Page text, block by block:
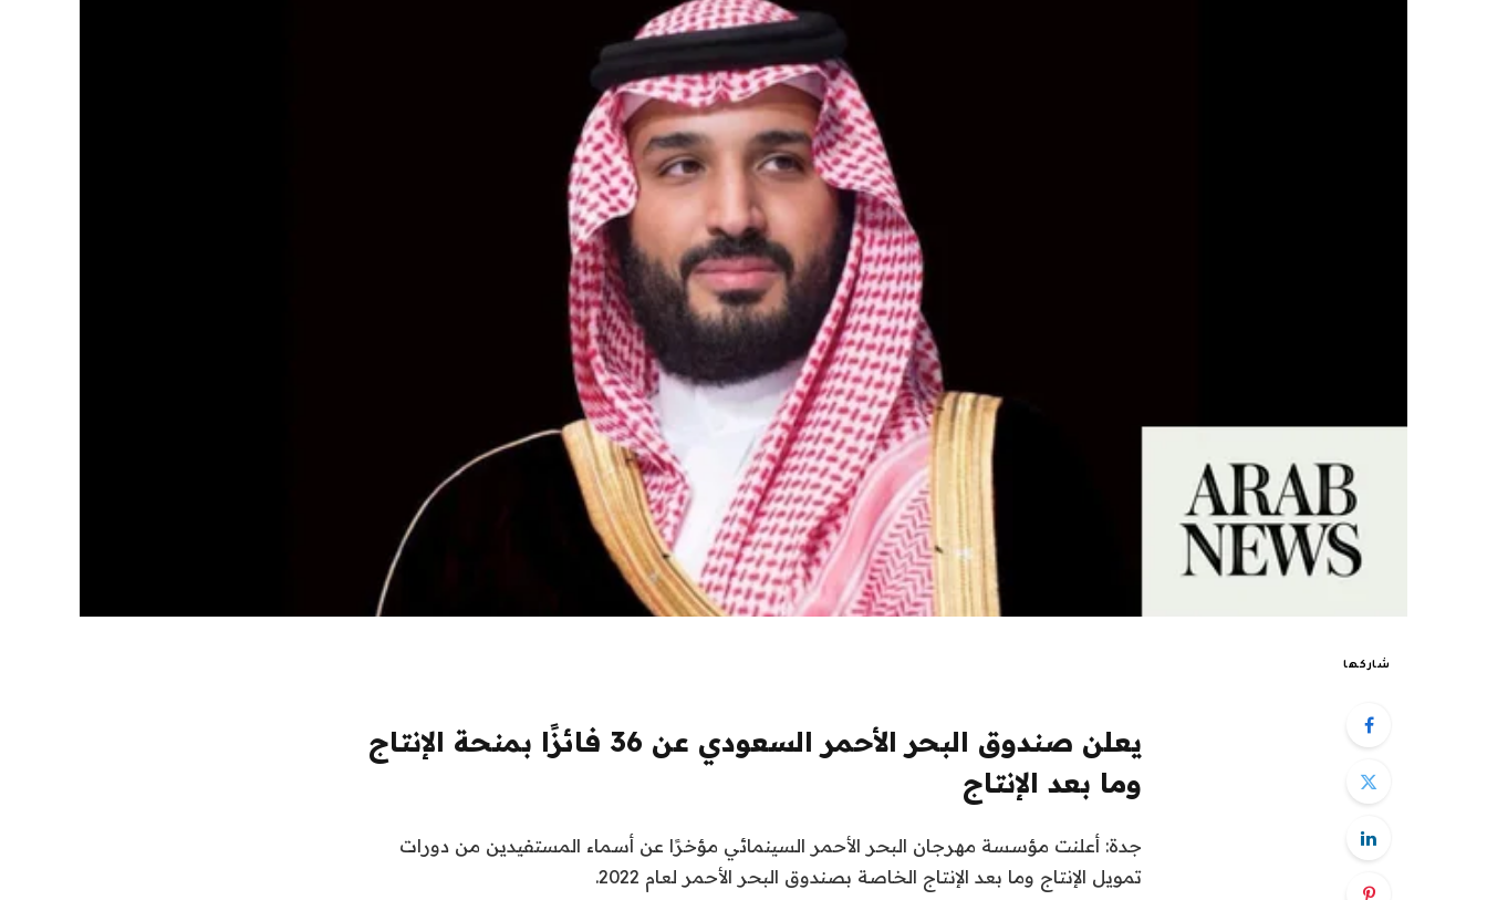
شاركها
يعلن صندوق البحر الأحمر السعودي عن 36 فائزًا بمنحة الإنتاج
وما بعد الإنتاج
جدة: أعلنت مؤسسة مهرجان البحر الأحمر السينمائي مؤخرًا عن أسماء المستفيدين من دورات
تمويل الإنتاج وما بعد الإنتاج الخاصة بصندوق البحر الأحمر لعام 2022.